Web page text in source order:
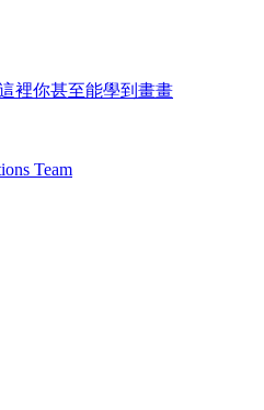
裡你甚至能學到畫畫
Team